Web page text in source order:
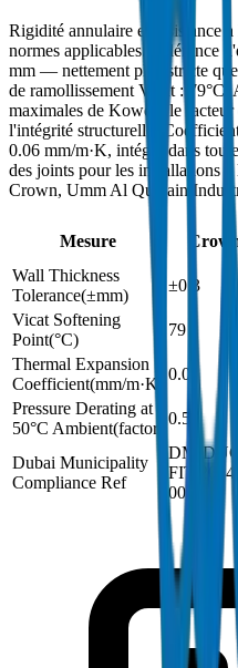
Rigidité annulaire et résistance à
normes applicables. Tolérance
mm — nettement plus stricte
de ramollissement Vicat : 79°C.
maximales de Koweït, le facteur
l'intégrité structurelle.
0.06 mm/m·K, intégré dans
des joints pour les installations
Crown, Umm Al Quwain
Mesure
Wall Thickness
Tolerance(±mm)
±0.3
Vicat Softening
Point(°C)
79
Thermal Expansion
Coefficient(mm/m·K
0.06
Pressure Derating at
50°C Ambient(factor
0.55
Dubai Municipality
Compliance Ref
DM-
FIT-2024-
001